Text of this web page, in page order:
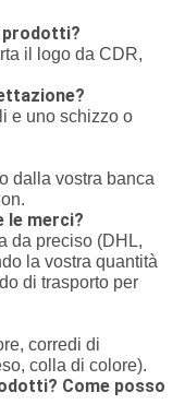
prodotti?
il logo da CDR,
e uno schizzo o
dalla vostra banca
le merci?
da preciso (DHL,
la vostra quantità
di trasporto per
corredi di
colla di colore).
Come posso